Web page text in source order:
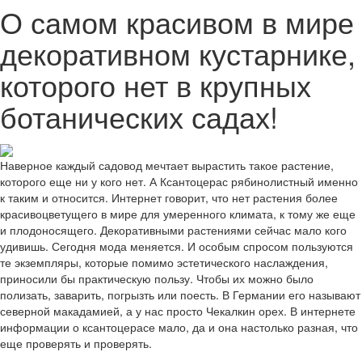
О самом красивом в мире
декоративном кустарнике,
которого нет в крупных
ботанических садах!
Наверное каждый садовод мечтает вырастить такое растение,
которого еще ни у кого нет. А Ксантоцерас рябинолистный именно
к таким и относится. Интернет говорит, что нет растения более
красивоцветущего в мире для умеренного климата, к тому же еще
и плодоносящего. Декоративными растениями сейчас мало кого
удивишь. Сегодня мода меняется. И особым спросом пользуются
те экземпляры, которые помимо эстетического наслаждения,
приносили бы практическую пользу. Чтобы их можно было
полизать, заварить, погрызть или поесть. В Германии его называют
северной макадамией, а у нас просто Чекалкин орех. В интернете
информации о ксантоцерасе мало, да и она настолько разная, что
еще проверять и проверять.